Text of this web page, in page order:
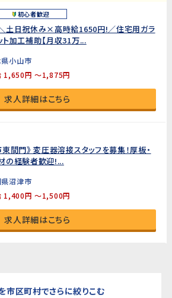
初心者歓迎
土日祝休み×高時給1650円!／住宅用ガラ
ト加工補助【月収31万...
小山市
1,650円 ～1,875円
求人詳細はこちら
東間門》 変圧器溶接スタッフを募集！厚板・
の経験者歓迎!...
沼津市
1,400円 ～1,500円
求人詳細はこちら
市区町村でさらに絞りこむ